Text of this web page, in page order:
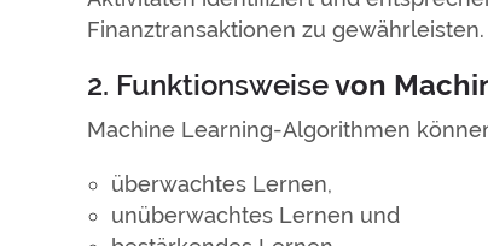
Finanztransaktionen zu gewährleisten.
2. Funktionsweisevon
Machine Learning-Algorithmen
überwachtes Lernen,
unüberwachtes Lernen und